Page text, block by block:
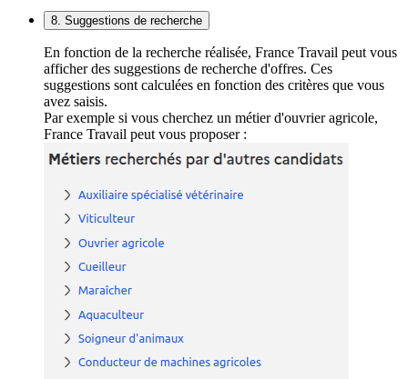
8. Suggestions de recherche
En fonction de la recherche réalisée, France Travail peut vous
afficher des suggestions de recherche d'offres. Ces
suggestions sont calculées en fonction des critères que vous
avez saisis.
Par exemple si vous cherchez un métier d'ouvrier agricole,
France Travail peut vous proposer :